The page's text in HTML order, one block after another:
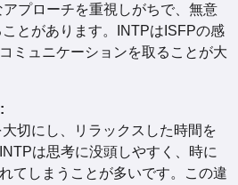
プローチを重視しがちで、無意
とがあります。INTPはISFPの感
ミュニケーションを取ることが大
切にし、リラックスした時間を
は思考に没頭しやすく、時に
てしまうことが多いです。この違